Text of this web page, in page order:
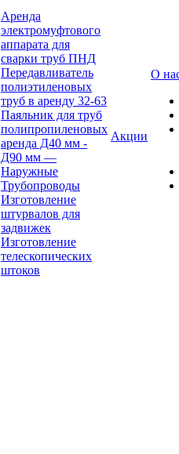
Аренда
электромуфтового
аппарата для
сварки труб ПНД
Передавливатель
полиэтиленовых
труб в аренду 32-63
Паяльник для труб
полипропиленовых
аренда Д40 мм -
Д90 мм —
Наружные
Трубопроводы
Изготовление
штурвалов для
задвижек
Изготовление
телескопических
штоков
Акции
О